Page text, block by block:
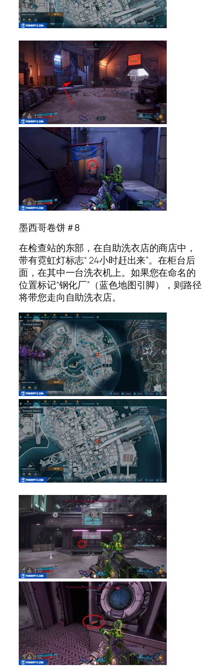
墨西哥卷饼＃8
在检查站的东部，在自助洗衣店的商店中，
带有霓虹灯标志“ 24小时赶出来”。在柜台后
面，在其中一台洗衣机上。如果您在命名的
位置标记“钢化厂”（蓝色地图引脚），则路径
将带您走向自助洗衣店。